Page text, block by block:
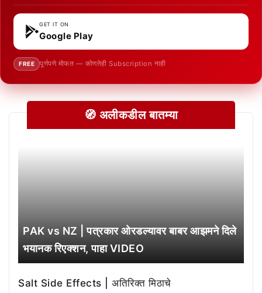
GET IT ON
Google Play
FREE पूर्णपणे मोफत — कोणतेही Subscription नाही
🧭 अलीकडील बातम्या
PAK vs NZ | पत्रकार ओरडल्यावर बाबर आझमने दिले
भयानक रिएक्शन, पाहा VIDEO
Salt Side Effects | अतिरिक्त मिठाचे